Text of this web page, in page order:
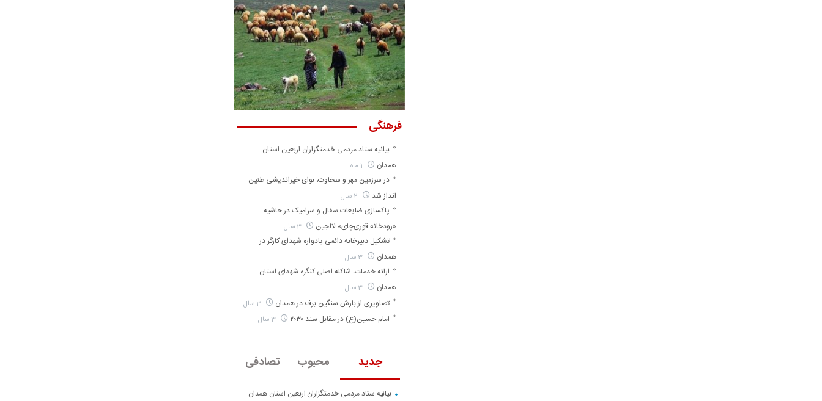
جدید محبوب تصادفی
بیانیه ستاد مردمی خدمتگزاران اربعین استان همدان
فرهنگی
بیانیه ستاد مردمی خدمتگزاران اربعین استان
همدان
در سرزمین مهر و سخاوت، نوای خیراندیشی طنین
انداز شد
پاکسازی ضایعات سفال و سرامیک در حاشیه
«رودخانه قوری‌چای» لالجین
3 سال
تشکیل دبیرخانه دائمی یادواره شهدای کارگر در
همدان
3 سال
ارائه خدمات، شاکله اصلی کنگره شهدای استان
همدان
3 سال
تصاویری از بارش سنگین برف در همدان 3 سال
امام حسین(ع) در مقابل سند ۲۰۳۰ 3 سال